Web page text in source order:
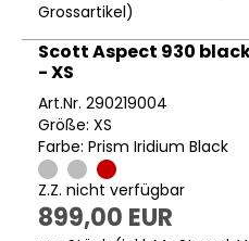
Grossartikel)
Scott Aspect 930
- XS
Art.Nr. 290219004
Größe: XS
Farbe: Prism Iridium Black
Z.Z. nicht verfügbar
899,00 EUR